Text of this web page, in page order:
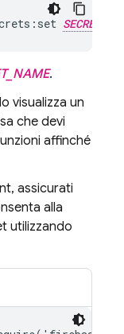
.
visualizza un
che devi
affinché
assicurati
alla
utilizzando